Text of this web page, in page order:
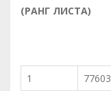
(РАНГ ЛИСТА)
1 77603